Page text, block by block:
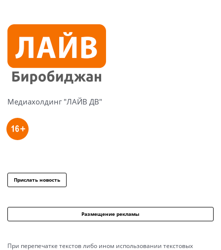
Медиахолдинг "ЛАЙВ ДВ"
Прислать новость
Размещение рекламы
При перепечатке текстов либо ином использовании текстовых